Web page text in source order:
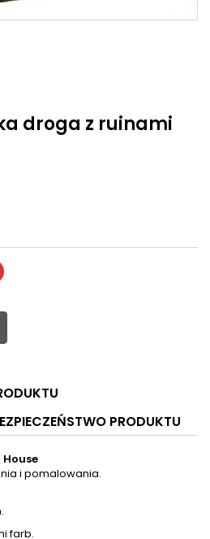
droga z ruinami
PRODUKTU
i pomalowania.
farb.